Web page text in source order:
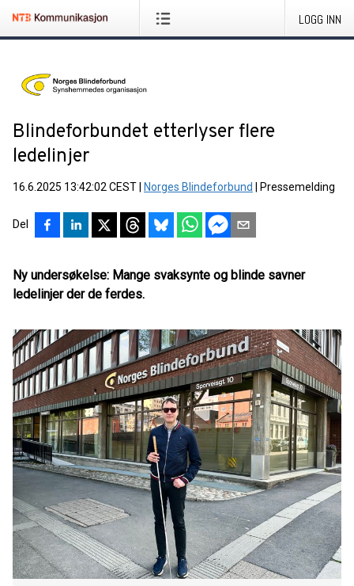
LOGG INN
Blindeforbundet etterlyser flere
ledelinjer
16.6.2025 13:42:02 CEST Norges Blindeforbund Pressemelding
Del
Ny undersøkelse: Mange svaksynte og blinde savner
ledelinjer der de ferdes.